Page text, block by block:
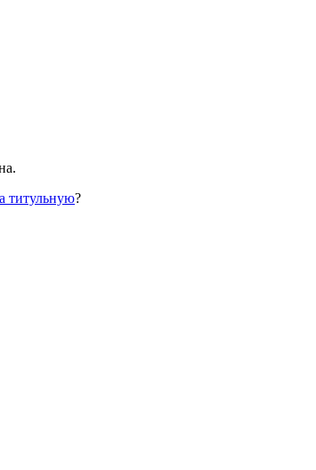
титульную?